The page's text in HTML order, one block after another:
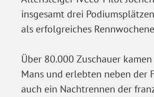
insgesamt drei
als erfolgreiches
Über 80.000 Zuschauer
Mans und erlebten neben der
auch ein Nachtrennen der